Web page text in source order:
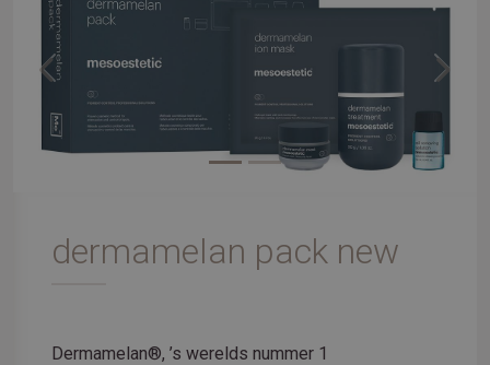
Previous Next
dermamelan pack new
Dermamelan®, ’s werelds nummer 1